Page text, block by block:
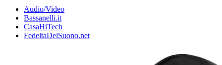
Audio/Video
Bassanelli.it
CasaHiTech
FedeltaDelSuono.net